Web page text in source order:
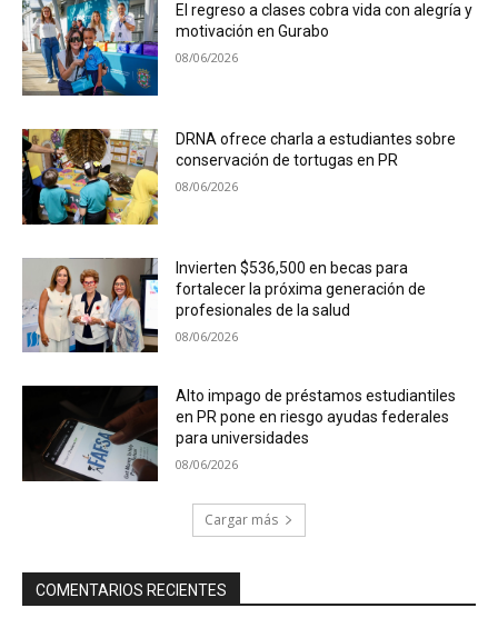
El regreso a clases cobra vida con alegría y
motivación en Gurabo
08/06/2026
DRNA ofrece charla a estudiantes sobre
conservación de tortugas en PR
08/06/2026
Invierten $536,500 en becas para
fortalecer la próxima generación de
profesionales de la salud
08/06/2026
Alto impago de préstamos estudiantiles
en PR pone en riesgo ayudas federales
para universidades
08/06/2026
Cargar más
COMENTARIOS RECIENTES